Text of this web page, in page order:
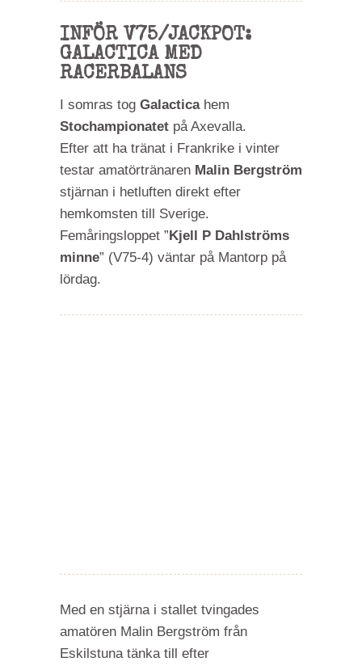
INFÖR V75/JACKPOT:
GALACTICA MED
RACERBALANS
I somras tog Galacticahem
Stochampionatet på Axevalla.
Efter att ha tränat i Frankrike i vinter
testar amatörtränaren Malin Bergström
stjärnan i hetluften direkt efter
hemkomsten till Sverige.
Femåringsloppet ”Kjell P Dahlströms
minne” (V75-4) väntar på Mantorp på
lördag.
Med en stjärna i stallet tvingades
amatören Malin Bergström från
Eskilstuna tänka till efter